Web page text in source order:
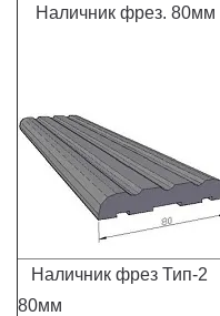
Наличник фрез. 80мм
Наличник фрез Тип-2
80мм